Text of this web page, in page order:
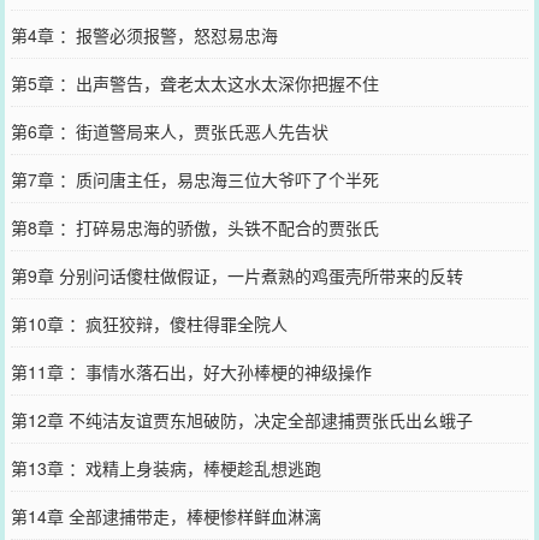
第4章 ：报警必须报警，怒怼易忠海
第5章 ：出声警告，聋老太太这水太深你把握不住
第6章 ：街道警局来人，贾张氏恶人先告状
第7章 ：质问唐主任，易忠海三位大爷吓了个半死
第8章 ：打碎易忠海的骄傲，头铁不配合的贾张氏
第9章 分别问话傻柱做假证，一片煮熟的鸡蛋壳所带来的反转
第10章 ：疯狂狡辩，傻柱得罪全院人
第11章 ：事情水落石出，好大孙棒梗的神级操作
第12章 不纯洁友谊贾东旭破防，决定全部逮捕贾张氏出幺蛾子
第13章 ：戏精上身装病，棒梗趁乱想逃跑
第14章 全部逮捕带走，棒梗惨样鲜血淋漓